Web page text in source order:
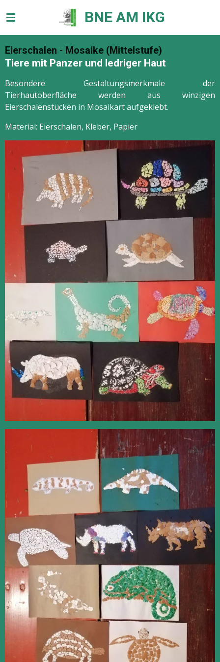
Hauptinhalt
springen
BNE AM IKG
Eierschalen - Mosaike (Mittelstufe)
Tiere mit Panzer und ledriger Haut
Besondere Gestaltungsmerkmale der
Tierhautoberfläche werden aus winzigen
Eierschalenstücken in Mosaikart aufgeklebt.
Material: Eierschalen, Kleber, Papier